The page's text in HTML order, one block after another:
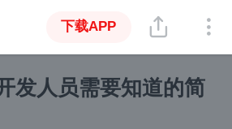
下载APP
发人员需要知道的简